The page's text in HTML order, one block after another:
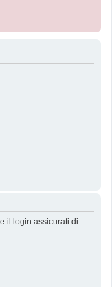
il login assicurati di